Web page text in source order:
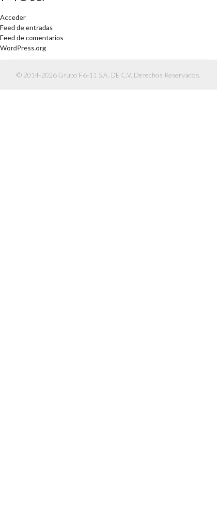
Acceder
Feed de entradas
Feed de comentarios
WordPress.org
© 2014-2026 Grupo F6-11 S.A. DE C.V. Derechos Reservados.